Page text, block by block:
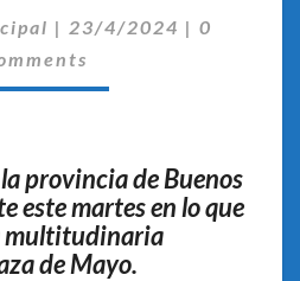
GABINETE
A
| 23/4/2024 | 0
provincia de Buenos
este martes en lo que
multitudinaria
de Mayo.